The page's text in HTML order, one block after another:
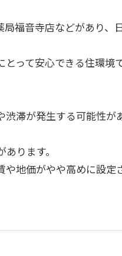
福音寺店などがあり、
って安心できる住環境
渋滞が発生する可能性が
ります。
や地価がやや高めに設定